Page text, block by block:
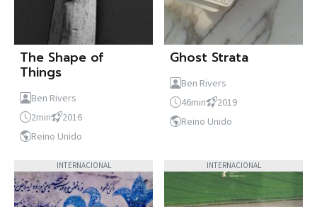
The Shape of
Things
Ben Rivers
2min
2016
Reino Unido
Ghost Strata
Ben Rivers
46min
2019
Reino Unido
INTERNACIONAL INTERNACIONAL